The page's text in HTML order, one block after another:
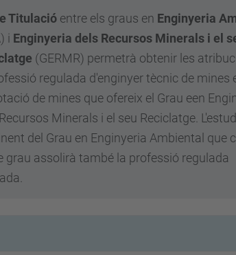
Titulació entre els graus en Enginyeria
i Enginyeria dels Recursos Minerals i el
(GERMR) permetrà obtenir les
regulada d'enginyer tècnic de mines
de mines que ofereix el Grau een
Minerals i el seu Reciclatge.
del Grau en Enginyeria Ambiental que
grau assolirà també la professió regulada